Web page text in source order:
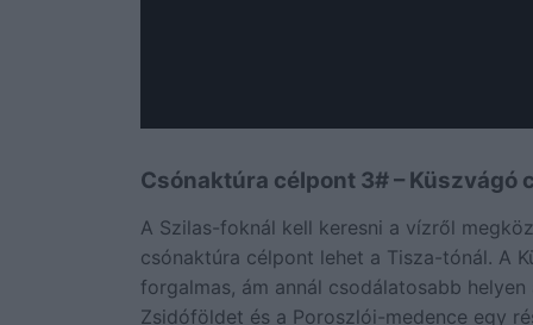
Csónaktúra célpont 3# – Küszvágó
A Szilas-foknál kell keresni a vízről
csónaktúra célpont lehet a Tisza-tónál. A
forgalmas, ám annál csodálatosabb
Zsidóföldet és a Poroszlói-medence egy